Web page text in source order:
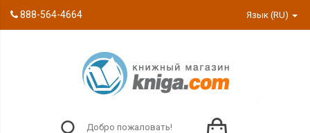
888-564-4664 Язык (RU)
Добро пожаловать!